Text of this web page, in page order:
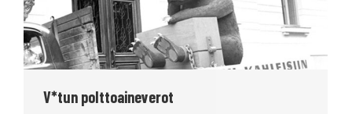
V*tun polttoaineverot